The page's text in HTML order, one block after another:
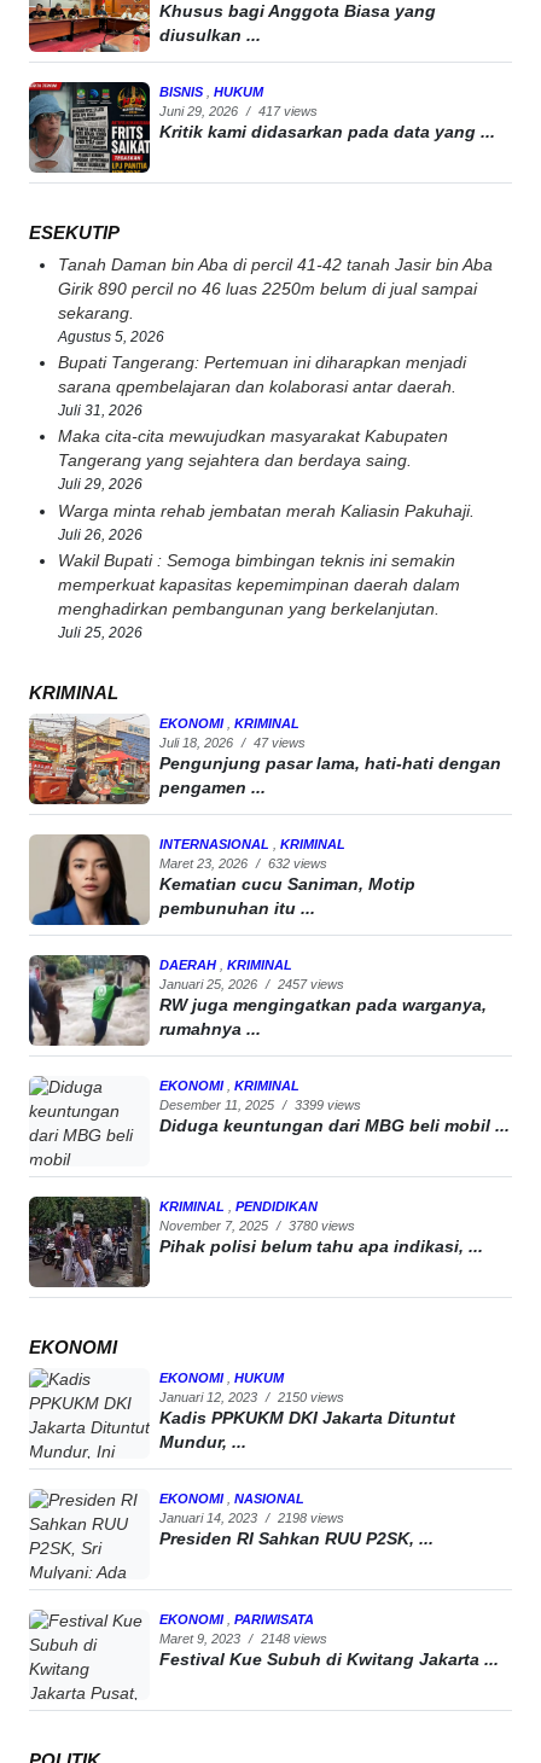
Khusus bagi Anggota Biasa yang
diusulkan ...
BISNIS
HUKUM
Juni 29, 2026 / 417 views
Kritik kami didasarkan pada data yang ...
ESEKUTIP
Tanah Daman bin Aba di percil 41-42 tanah Jasir bin Aba
Girik 890 percil no 46 luas 2250m belum di jual sampai
sekarang.
Agustus 5, 2026
Bupati Tangerang: Pertemuan ini diharapkan menjadi
sarana qpembelajaran dan kolaborasi antar daerah.
Juli 31, 2026
Maka cita-cita mewujudkan masyarakat Kabupaten
Tangerang yang sejahtera dan berdaya saing.
Juli 29, 2026
Warga minta rehab jembatan merah Kaliasin Pakuhaji.
Juli 26, 2026
Wakil Bupati : Semoga bimbingan teknis ini semakin
memperkuat kapasitas kepemimpinan daerah dalam
menghadirkan pembangunan yang berkelanjutan.
Juli 25, 2026
KRIMINAL
EKONOMI
KRIMINAL
Juli 18, 2026 / 47 views
Pengunjung pasar lama, hati-hati dengan
pengamen ...
INTERNASIONAL
KRIMINAL
Maret 23, 2026 / 632 views
Kematian cucu Saniman, Motip
pembunuhan itu ...
DAERAH
KRIMINAL
Januari 25, 2026 / 2457 views
RW juga mengingatkan pada warganya,
rumahnya ...
EKONOMI
KRIMINAL
Desember 11, 2025 / 3399 views
Diduga keuntungan dari MBG beli mobil ...
KRIMINAL
PENDIDIKAN
November 7, 2025 / 3780 views
Pihak polisi belum tahu apa indikasi, ...
EKONOMI
EKONOMI
HUKUM
Januari 12, 2023 / 2150 views
Kadis PPKUKM DKI Jakarta Dituntut
Mundur, ...
EKONOMI
NASIONAL
Januari 14, 2023 / 2198 views
Presiden RI Sahkan RUU P2SK, ...
EKONOMI
PARIWISATA
Maret 9, 2023 / 2148 views
Festival Kue Subuh di Kwitang Jakarta ...